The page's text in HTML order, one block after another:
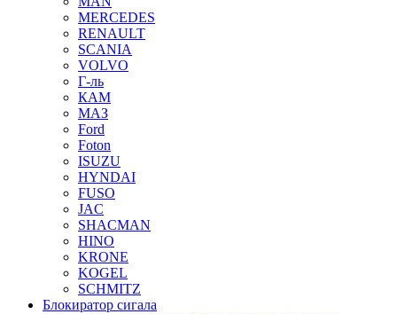
MERCEDES
RENAULT
SCANIA
VOLVO
Г-ль
КАМ
МАЗ
Ford
Foton
ISUZU
HYNDAI
FUSO
JAC
SHACMAN
HINO
KRONE
KOGEL
SCHMITZ
Блокиратор сигала